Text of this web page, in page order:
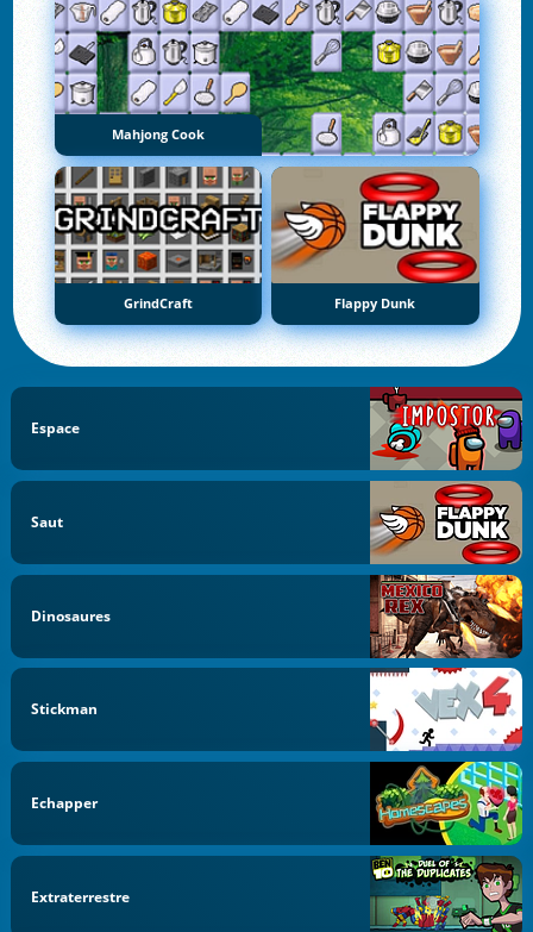
Mahjong Cook
GrindCraft Flappy Dunk
Espace
Saut
Dinosaures
Stickman
Echapper
Extraterrestre